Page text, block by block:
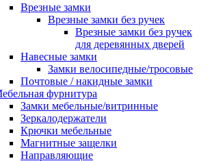
Врезные замки
Врезные замки без ручек
Врезные замки без ручек
для деревянных дверей
Навесные замки
Замки велосипедные/тросовые
Почтовые / накидные замки
фурнитура
Замки мебельные/витринные
Зеркалодержатели
Крючки мебельные
Магнитные защелки
Направляющие